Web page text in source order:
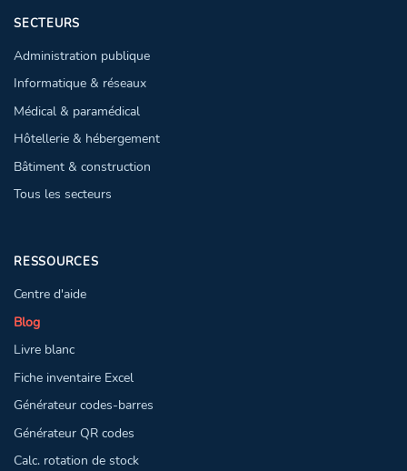
SECTEURS
Administration publique
Informatique & réseaux
Médical & paramédical
Hôtellerie & hébergement
Bâtiment & construction
Tous les secteurs
RESSOURCES
Centre d'aide
Blog
Livre blanc
Fiche inventaire Excel
Générateur codes-barres
Générateur QR codes
Calc. rotation de stock